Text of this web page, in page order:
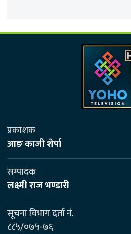
प्रकाशक
आङ काजी शेर्पा
सम्पादक
लक्ष्मी राज भण्डारी
सूचना विभाग दर्ता नं.
८८५/०७५-७६